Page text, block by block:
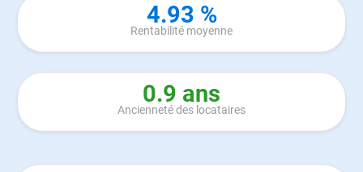
4.93 %
Rentabilité moyenne
0.9 ans
Ancienneté des locataires